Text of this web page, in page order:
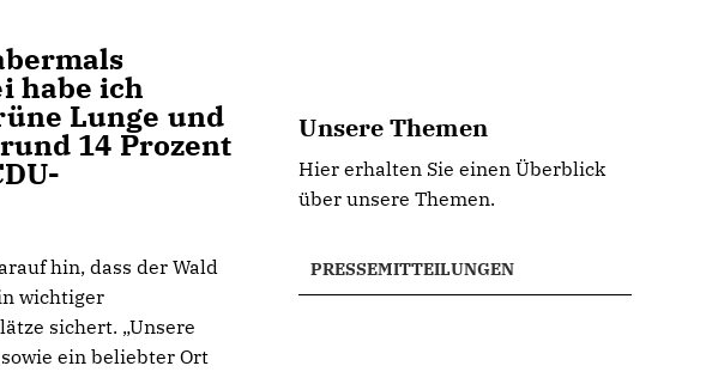
habe ich
Lunge und
14 Prozent
hin, dass der Wald
wichtiger
sichert. „Unsere
ein beliebter Ort
Unsere Themen
Hier erhalten Sie einen Überblick
über unsere Themen.
PRESSEMITTEILUNGEN